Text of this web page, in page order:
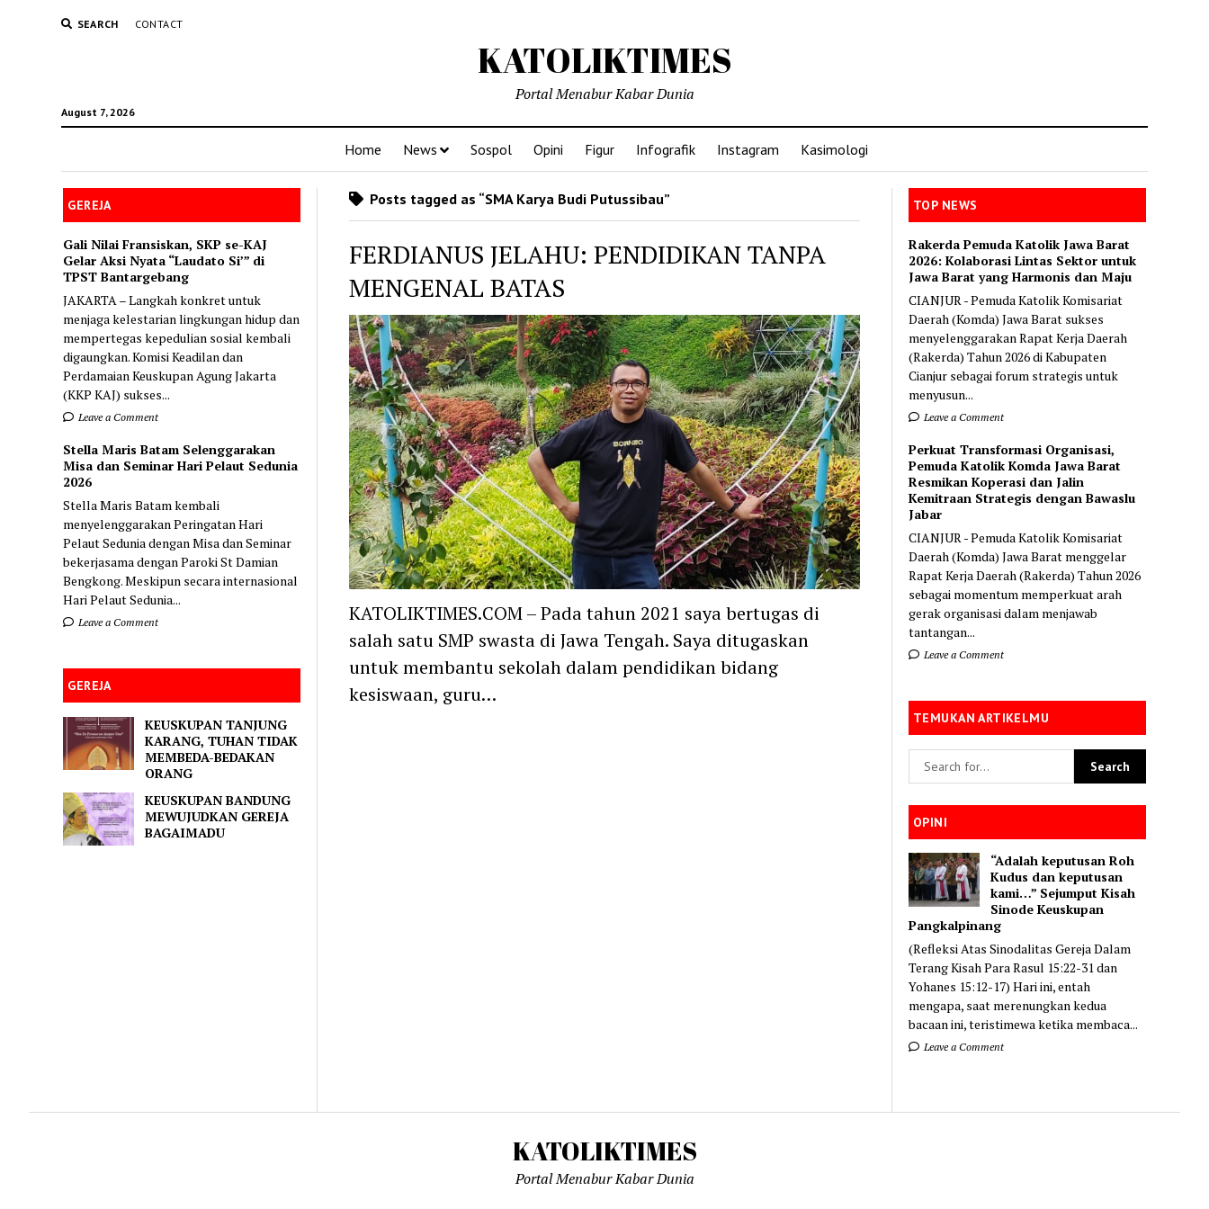
SEARCH CONTACT
KATOLIKTIMES
August 7, 2026
Portal Menabur Kabar Dunia
Home News Sospol Opini Figur Infografik Instagram Kasimologi
GEREJA
Gali Nilai Fransiskan, SKP se-KAJ
Gelar Aksi Nyata “Laudato Si’” di
TPST Bantargebang
JAKARTA – Langkah konkret untuk
menjaga kelestarian lingkungan hidup dan
mempertegas kepedulian sosial kembali
digaungkan. Komisi Keadilan dan
Perdamaian Keuskupan Agung Jakarta
(KKP KAJ) sukses...
Leave a Comment
Stella Maris Batam Selenggarakan
Misa dan Seminar Hari Pelaut Sedunia
2026
Stella Maris Batam kembali
menyelenggarakan Peringatan Hari
Pelaut Sedunia dengan Misa dan Seminar
bekerjasama dengan Paroki St Damian
Bengkong. Meskipun secara internasional
Hari Pelaut Sedunia...
Leave a Comment
GEREJA
KEUSKUPAN TANJUNG
KARANG, TUHAN TIDAK
MEMBEDA-BEDAKAN
ORANG
KEUSKUPAN BANDUNG
MEWUJUDKAN GEREJA
BAGAIMADU
Posts tagged as “SMA Karya Budi Putussibau”
FERDIANUS JELAHU: PENDIDIKAN TANPA
MENGENAL BATAS
KATOLIKTIMES.COM – Pada tahun 2021 saya bertugas di
salah satu SMP swasta di Jawa Tengah. Saya ditugaskan
untuk membantu sekolah dalam pendidikan bidang
kesiswaan, guru…
TOP NEWS
Rakerda Pemuda Katolik Jawa Barat
2026: Kolaborasi Lintas Sektor untuk
Jawa Barat yang Harmonis dan Maju
CIANJUR - Pemuda Katolik Komisariat
Daerah (Komda) Jawa Barat sukses
menyelenggarakan Rapat Kerja Daerah
(Rakerda) Tahun 2026 di Kabupaten
Cianjur sebagai forum strategis untuk
menyusun...
Leave a Comment
Perkuat Transformasi Organisasi,
Pemuda Katolik Komda Jawa Barat
Resmikan Koperasi dan Jalin
Kemitraan Strategis dengan Bawaslu
Jabar
CIANJUR - Pemuda Katolik Komisariat
Daerah (Komda) Jawa Barat menggelar
Rapat Kerja Daerah (Rakerda) Tahun 2026
sebagai momentum memperkuat arah
gerak organisasi dalam menjawab
tantangan...
Leave a Comment
TEMUKAN ARTIKELMU
OPINI
“Adalah keputusan Roh
Kudus dan keputusan
kami…” Sejumput Kisah
Sinode Keuskupan
Pangkalpinang
(Refleksi Atas Sinodalitas Gereja Dalam
Terang Kisah Para Rasul 15:22-31 dan
Yohanes 15:12-17) Hari ini, entah
mengapa, saat merenungkan kedua
bacaan ini, teristimewa ketika membaca...
Leave a Comment
KATOLIKTIMES
Portal Menabur Kabar Dunia